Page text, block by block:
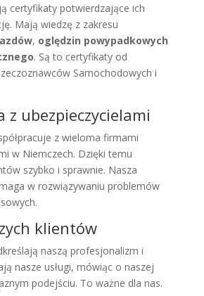
certyfikaty potwierdzające ich
Mają wiedzę z zakresu
, oględzin powypadkowych
. Są to certyfikaty od
Samochodowych i
z ubezpieczycielami
z wieloma firmami
w Niemczech. Dzięki temu
szybko i sprawnie. Nasza
w rozwiązywaniu problemów
klientów
naszą profesjonalizm i
nasze usługi, mówiąc o naszej
podejściu. To ważne dla nas.